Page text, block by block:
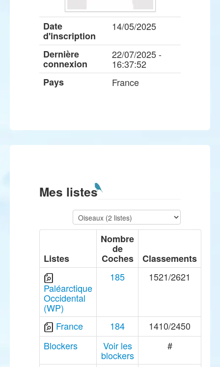
Date
d'inscription
14/05/2025
Dernière
connexion
22/07/2025 -
16:37:52
Pays
France
Mes listes
Listes
Nombre
de
Coches Classements
Paléarctique
Occidental
(WP)
185 1521/2621
France 184
1410/2450
Blockers
Voir les
blockers
#